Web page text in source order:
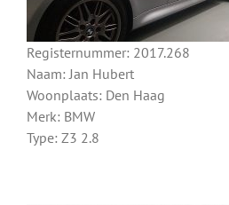
Registernummer: 2017.268
Naam: Jan Hubert
Woonplaats: Den Haag
Merk: BMW
Type: Z3 2.8